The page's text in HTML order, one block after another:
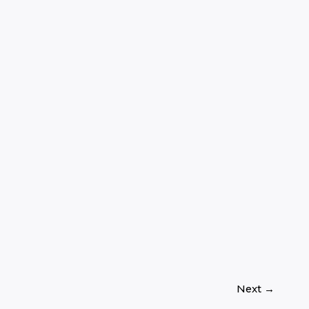
Next →